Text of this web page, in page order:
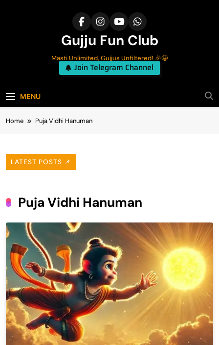
Gujju Fun Club
Masti Unlimited, Gujjus Unfiltered! 🎉😃
Join Telegram Channel
MENU
Home Puja Vidhi Hanuman
LATEST POSTS 📌
Puja Vidhi Hanuman